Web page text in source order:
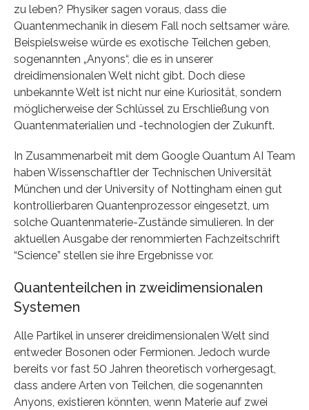
zu leben? Physiker sagen voraus, dass die
Quantenmechanik in diesem Fall noch seltsamer wäre.
Beispielsweise würde es exotische Teilchen geben,
sogenannten „Anyons“, die es in unserer
dreidimensionalen Welt nicht gibt. Doch diese
unbekannte Welt ist nicht nur eine Kuriosität, sondern
möglicherweise der Schlüssel zu Erschließung von
Quantenmaterialien und -technologien der Zukunft.
In Zusammenarbeit mit dem Google Quantum AI Team
haben Wissenschaftler der Technischen Universität
München und der University of Nottingham einen gut
kontrollierbaren Quantenprozessor eingesetzt, um
solche Quantenmaterie-Zustände simulieren. In der
aktuellen Ausgabe der renommierten Fachzeitschrift
“Science” stellen sie ihre Ergebnisse vor.
Quantenteilchen in zweidimensionalen
Systemen
Alle Partikel in unserer dreidimensionalen Welt sind
entweder Bosonen oder Fermionen. Jedoch wurde
bereits vor fast 50 Jahren theoretisch vorhergesagt,
dass andere Arten von Teilchen, die sogenannten
Anyons, existieren könnten, wenn Materie auf zwei